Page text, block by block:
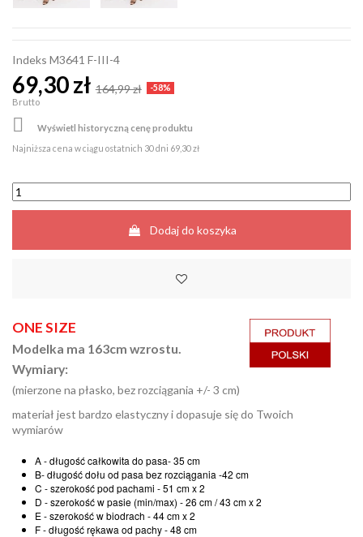
Indeks M3641 F-III-4
69,30 zł 164,99 zł -58%
Brutto

Wyświetl historyczną cenę produktu
Najniższa cena w ciągu ostatnich 30 dni 69,30 zł
Dodaj do koszyka
ONE SIZE
Modelka ma 163cm wzrostu.
Wymiary:
(mierzone na płasko, bez rozciągania +/- 3 cm)
materiał jest bardzo elastyczny i dopasuje się do Twoich
wymiarów
A - długość całkowita do pasa- 35 cm
B- długość dołu od pasa bez rozciągania -42 cm
C - szerokość pod pachami - 51 cm x 2
D - szerokość w pasie (min/max) - 26 cm / 43 cm x 2
E - szerokość w biodrach - 44 cm x 2
F - długość rękawa od pachy - 48 cm